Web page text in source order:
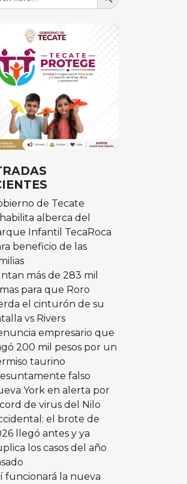
de Tecate
alberca del
Infantil TecaRoca
beneficio de las
más de 283 mil
para que Roro
el cinturón de su
vs Rivers
empresario que
200 mil pesos por un
taurino
falso
York en alerta por
de virus del Nilo
el brote de
llegó antes y ya
los casos del año
funcionará la nueva